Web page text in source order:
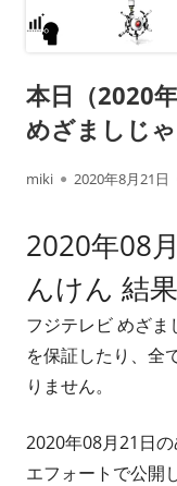
本日（2020
めざましじ
作
者
miki
公
日
2020年8月21日
2020年08
んけん 結果
フジテレビ めざ
を保証したり、全
りません。
2020年08月21日
エフォートで公開